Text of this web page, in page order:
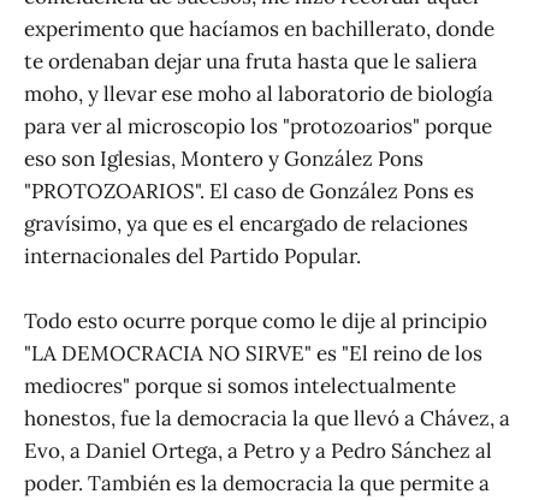
experimento que hacíamos en bachillerato, donde
te ordenaban dejar una fruta hasta que le saliera
moho, y llevar ese moho al laboratorio de biología
para ver al microscopio los "protozoarios" porque
eso son Iglesias, Montero y González Pons
"PROTOZOARIOS". El caso de González Pons es
gravísimo, ya que es el encargado de relaciones
internacionales del Partido Popular.
Todo esto ocurre porque como le dije al principio
"LA DEMOCRACIA NO SIRVE" es "El reino de los
mediocres" porque si somos intelectualmente
honestos, fue la democracia la que llevó a Chávez, a
Evo, a Daniel Ortega, a Petro y a Pedro Sánchez al
poder. También es la democracia la que permite a